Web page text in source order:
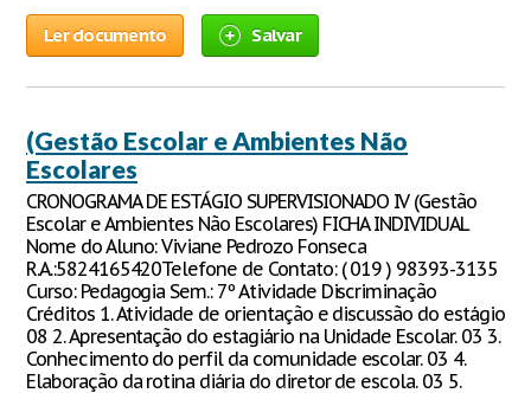
Ler documento Salvar
(Gestão Escolar e Ambientes Não
Escolares
CRONOGRAMA DE ESTÁGIO SUPERVISIONADO IV (Gestão
Escolar e Ambientes Não Escolares) FICHA INDIVIDUAL
Nome do Aluno: Viviane Pedrozo Fonseca
R.A.:5824165420Telefone de Contato: ( 019 ) 98393-3135
Curso: Pedagogia Sem.: 7º Atividade Discriminação
Créditos 1. Atividade de orientação e discussão do estágio
08 2. Apresentação do estagiário na Unidade Escolar. 03 3.
Conhecimento do perfil da comunidade escolar. 03 4.
Elaboração da rotina diária do diretor de escola. 03 5.